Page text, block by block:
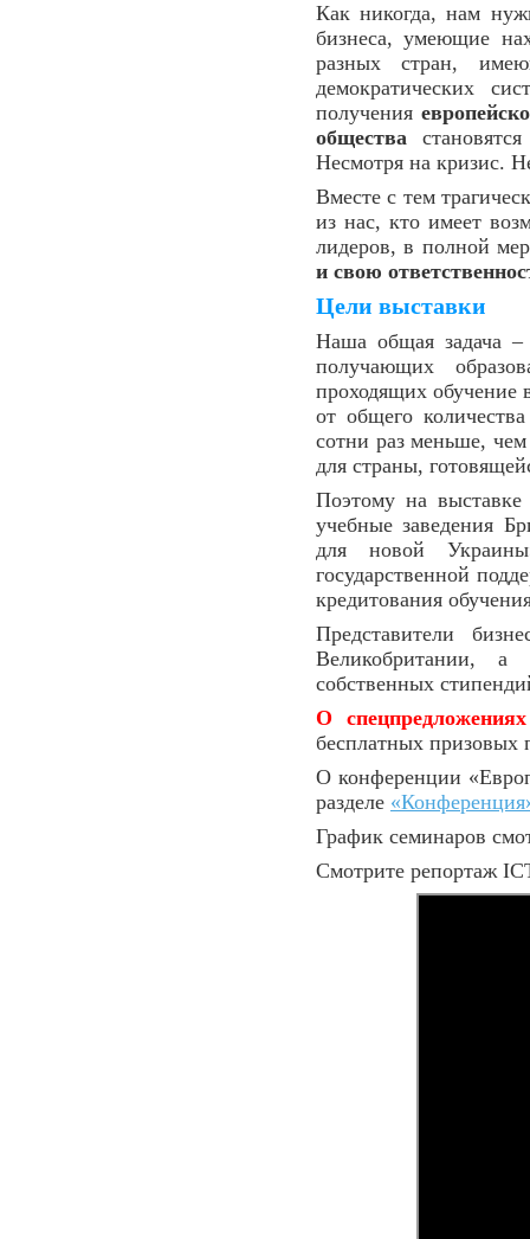
Как никогда, нам
бизнеса, умеющие
разных стран,
демократических
получения
общества
Несмотря на кризис.
Вместе с тем
из нас, кто имеет
лидеров, в полной
и свою
Цели выставки
Наша общая задача –
получающих
проходящих обучение
от общего
сотни раз меньше,
для страны,
Поэтому на
учебные заведения
для новой
государственной
кредитования
Представители
Великобритании, а
собственных
О
бесплатных призовых
О конференции
разделе
График семинаров
Смотрите репортаж